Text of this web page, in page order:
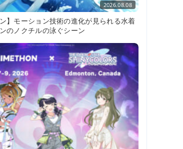
2026.08.08
ン】モーション技術の進化が見られる水着
のノクチルの泳ぐシーン